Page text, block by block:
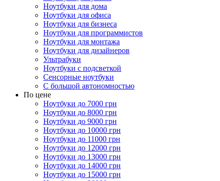
Ноутбуки для дома
Ноутбуки для офиса
Ноутбуки для бизнеса
Ноутбуки для программистов
Ноутбуки для монтажа
Ноутбуки для дизайнеров
Ультрабуки
Ноутбуки с подсветкой
Сенсорные ноутбуки
С большой автономностью
По цене
Ноутбуки до 7000 грн
Ноутбуки до 8000 грн
Ноутбуки до 9000 грн
Ноутбуки до 10000 грн
Ноутбуки до 11000 грн
Ноутбуки до 12000 грн
Ноутбуки до 13000 грн
Ноутбуки до 14000 грн
Ноутбуки до 15000 грн